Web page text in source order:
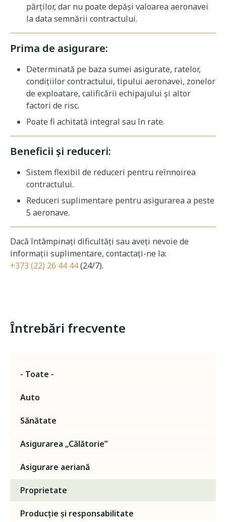
părților, dar nu poate depăși valoarea aeronavei
la data semnării contractului.
Prima de asigurare:
Determinată pe baza sumei asigurate, ratelor,
condițiilor contractului, tipului aeronavei, zonelor
de exploatare, calificării echipajului și altor
factori de risc.
Poate fi achitată integral sau în rate.
Beneficii și reduceri:
Sistem flexibil de reduceri pentru reînnoirea
contractului.
Reduceri suplimentare pentru asigurarea a peste
5 aeronave.
Dacă întâmpinați dificultăți sau aveți nevoie de
informații suplimentare, contactați-ne la:
+373 (22) 26 44 44(24/7).
Întrebări frecvente
- Toate -
Auto
Sănătate
Asigurarea „Călătorie”
Asigurare aeriană
Proprietate
Producție și responsabilitate